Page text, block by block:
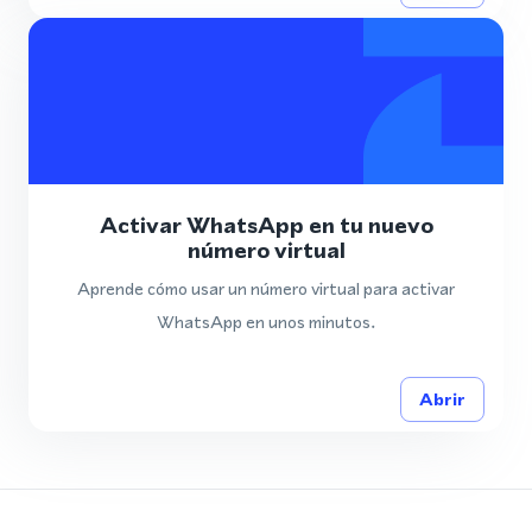
Activar WhatsApp en tu nuevo
número virtual
Aprende cómo usar un número virtual para activar
WhatsApp en unos minutos.
Abrir